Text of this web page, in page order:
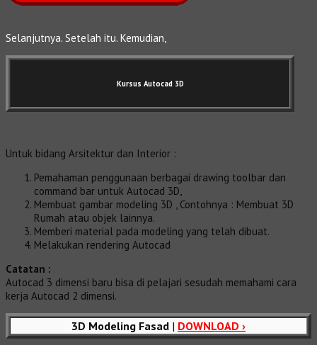
Selanjutnya. Setelah itu. Kemudian,
Kursus Autocad 3D
Untuk bidang Arsitektur dan Interior :
Pemahaman penggunaan berbagai drawing toolbar dan
command bar untuk Autocad 3D,
Membuat gambar modeling 3D , Contohnya : Membuat 3D
Rumah atau objek lainnya.
Memberi material pada modeling yang telah dibuat.
Melakukan rendering Autocad
Catatan :
Autocad 3 dimensi baru bisa di pelajari sesudah memahami cara
kerja Autocad 2 dimensi.
3D Modeling Fasad | DOWNLOAD ›